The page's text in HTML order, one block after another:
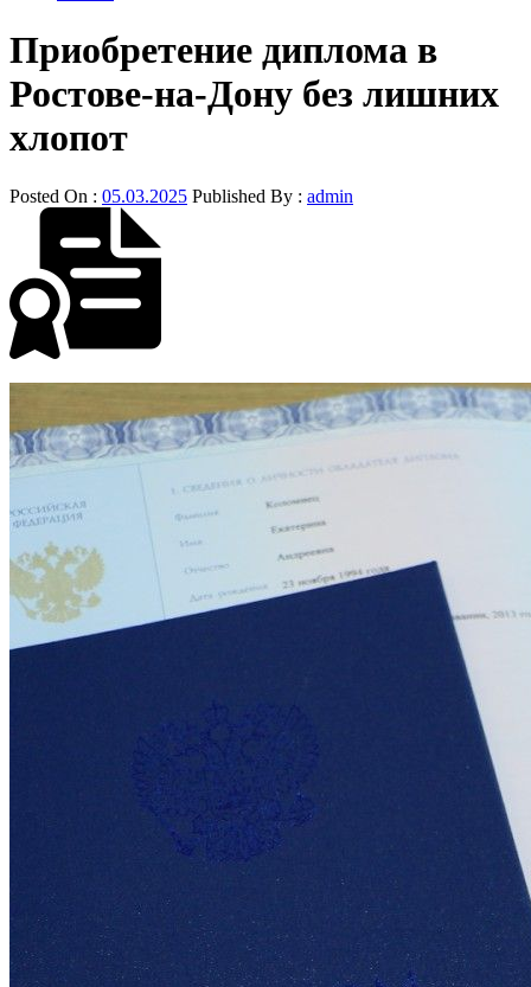
Приобретение диплома в
Ростове-на-Дону без лишних
хлопот
Posted On : 05.03.2025 Published By : admin